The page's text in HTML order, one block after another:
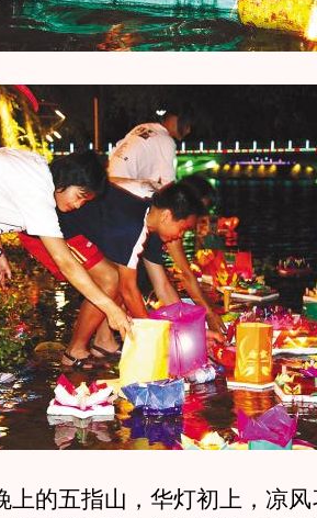
的五指山，华灯初上，凉风